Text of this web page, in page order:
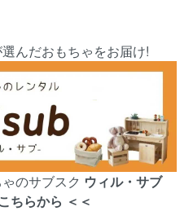
んだおもちゃをお届け!
のサブスク ウィル・サブ
ちらから ＜＜